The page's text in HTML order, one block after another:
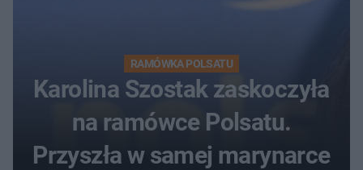
RAMÓWKA POLSATU
Karolina Szostak zaskoczyła
na ramówce Polsatu.
Przyszła w samej marynarce